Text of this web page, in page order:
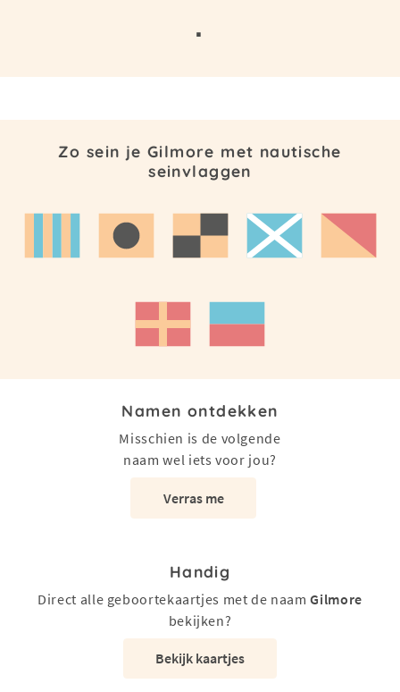
·
Zo sein je Gilmore met nautische
seinvlaggen
Namen ontdekken
Misschien is de volgende
naam wel iets voor jou?
Verras me
Handig
Direct alle geboortekaartjes met de naamGilmore
bekijken?
Bekijk kaartjes